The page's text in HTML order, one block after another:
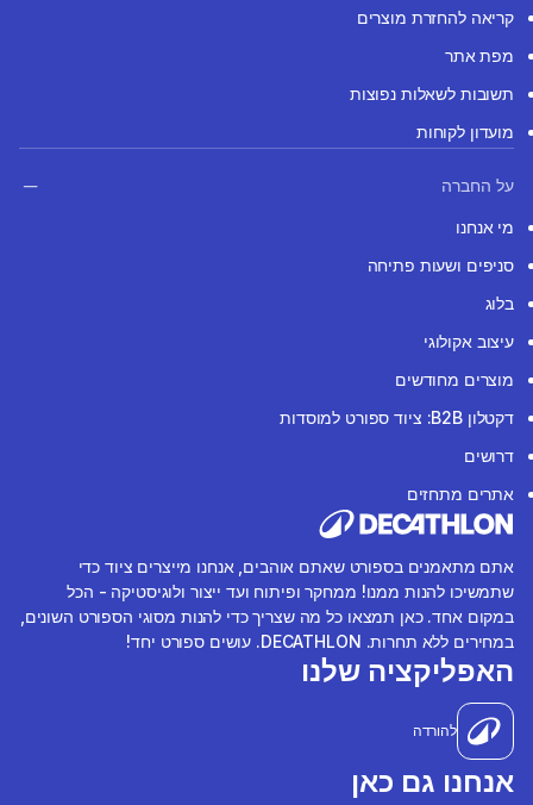
קריאה להחזרת מוצרים
מפת אתר
תשובות לשאלות נפוצות
מועדון לקוחות
על החברה
מי אנחנו
סניפים ושעות פתיחה
בלוג
עיצוב אקולוגי
מוצרים מחודשים
דקטלון B2B: ציוד ספורט למוסדות
דרושים
אתרים מתחזים
אתם מתאמנים בספורט שאתם אוהבים, אנחנו מייצרים ציוד כדי
שתמשיכו להנות ממנו! ממחקר ופיתוח ועד ייצור ולוגיסטיקה - הכל
במקום אחד. כאן תמצאו כל מה שצריך כדי להנות מסוגי הספורט השונים,
במחירים ללא תחרות. DECATHLON. עושים ספורט יחד!
האפליקציה שלנו
להורדה
אנחנו גם כאן